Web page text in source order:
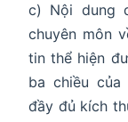
c) Nội dung
chuyên môn
tin thể hiện
ba chiều
đầy đủ kích